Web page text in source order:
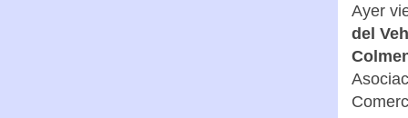
Ayer
del